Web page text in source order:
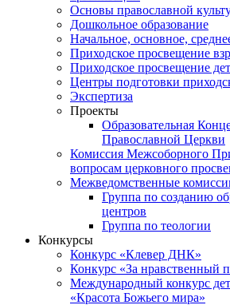
Основы православной
Дошкольное образование
Начальное, основное,
Приходское просвещение
Приходское просвещение
Центры подготовки
Экспертиза
Проекты
Образовательная
Православной Церкви
Комиссия Межсоборного
вопросам церковного
Межведомственные
Группа по созданию
центров
Группа по теологии
Конкурсы
Конкурс «Клевер ДНК»
Конкурс «За нравственный
Международный конкурс
«Красота Божьего мира»